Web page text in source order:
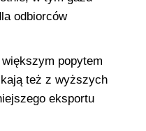
odbiorców
popytem
też z wyższych
eksportu